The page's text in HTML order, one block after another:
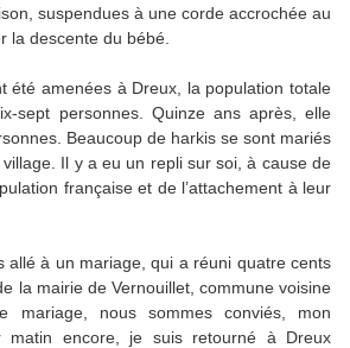
suspendues à une corde accrochée au
la descente du bébé.
été amenées à Dreux, la population totale
sept personnes. Quinze ans après, elle
Beaucoup de harkis se sont mariés
Il y a eu un repli sur soi, à cause de
française et de l’attachement à leur
allé à un mariage, qui a réuni quatre cents
la mairie de Vernouillet, commune voisine
mariage, nous sommes conviés, mon
matin encore, je suis retourné à Dreux